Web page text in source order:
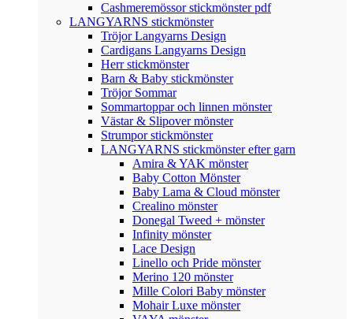
Cashmeremössor stickmönster pdf
LANGYARNS stickmönster
Tröjor Langyarns Design
Cardigans Langyarns Design
Herr stickmönster
Barn & Baby stickmönster
Tröjor Sommar
Sommartoppar och linnen mönster
Västar & Slipover mönster
Strumpor stickmönster
LANGYARNS stickmönster efter garn
Amira & YAK mönster
Baby Cotton Mönster
Baby Lama & Cloud mönster
Crealino mönster
Donegal Tweed + mönster
Infinity mönster
Lace Design
Linello och Pride mönster
Merino 120 mönster
Mille Colori Baby mönster
Mohair Luxe mönster